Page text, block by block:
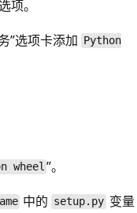
项。
”选项卡添加 Python
wheel ”。
中的 setup.py 变量